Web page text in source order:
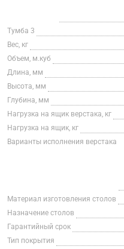
Тумба 3
Вес, кг
Объем, м.куб
Длина, мм
Высота, мм
Глубина, мм
Нагрузка на ящик верстака, кг
Нагрузка на ящик, кг
Варианты исполнения верстака
Материал изготовления столов
Назначение столов
Гарантийный срок
Тип покрытия